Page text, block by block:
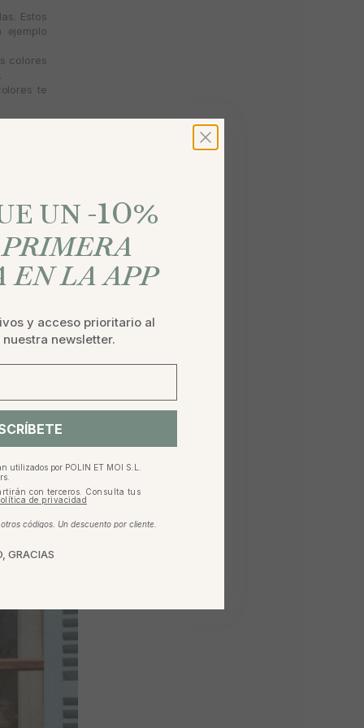
Estos
ejemplo
colores
te
las
lo
la
UN -10%
PRIMERA
EN LA APP
y acceso prioritario al
newsletter.
utilizados por POLIN ET MOI S.L.
con terceros. Consulta tus
de privacidad
códigos. Un descuento por cliente.
GRACIAS